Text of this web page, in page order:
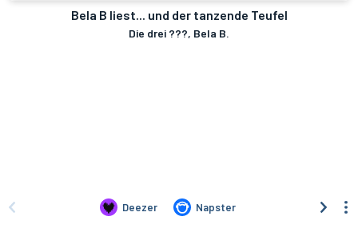
Bela B liest... und der tanzende Teufel
Die drei ???, Bela B.
Deezer Napster